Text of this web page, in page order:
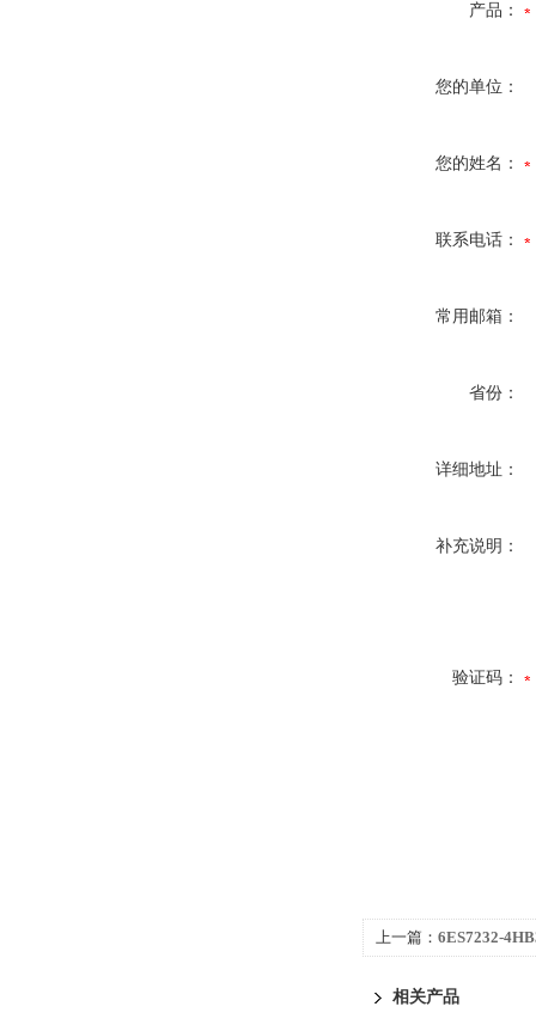
产品：
您的单位：
您的姓名：
联系电话：
常用邮箱：
省份：
详细地址：
补充说明：
验证码：
上一篇： 6ES7232-
相关产品